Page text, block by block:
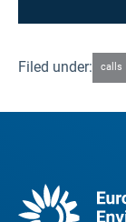
Filed under: calls